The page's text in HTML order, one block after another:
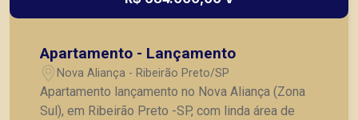
Apartamento - Lançamento
Nova Aliança - Ribeirão Preto/SP
Apartamento lançamento no Nova Aliança (Zona
Sul), em Ribeirão Preto -SP, com linda área de